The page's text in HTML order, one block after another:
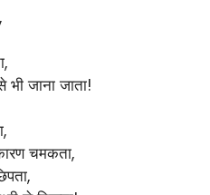
जाना जाता!
चमकता,